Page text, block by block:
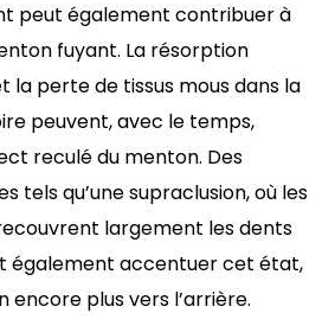
peut également contribuer à
fuyant. La résorption
la perte de tissus mous dans la
peuvent, avec le temps,
reculé du menton. Des
tels qu’une supraclusion, où les
largement les dents
également accentuer cet état,
encore plus vers l’arrière.